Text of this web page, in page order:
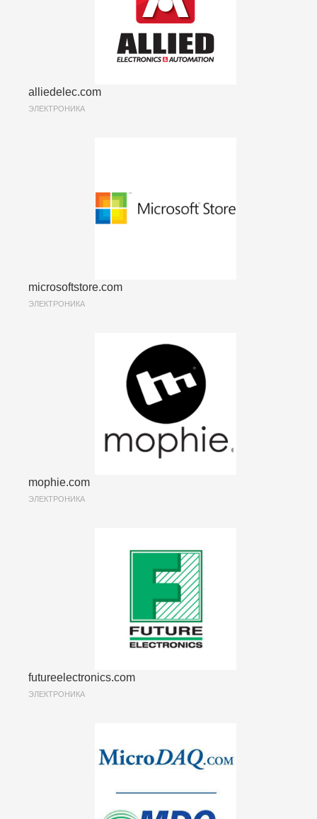
alliedelec.com
ЭЛЕКТРОНИКА
microsoftstore.com
ЭЛЕКТРОНИКА
mophie.com
ЭЛЕКТРОНИКА
futureelectronics.com
ЭЛЕКТРОНИКА